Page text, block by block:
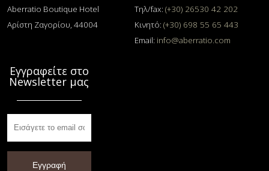
Aberratio Boutique Hotel
Αρίστη Ζαγορίου, 44004
Τηλ/fax: (+30) 26530 42 202
Κινητό: (+30) 698 55 65 443
Email: info@aberratio.com
Εγγραφείτε στο
Newsletter μας
Εγγραφή